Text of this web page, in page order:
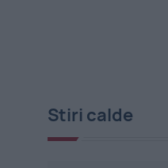
Stiri calde